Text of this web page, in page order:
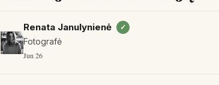
Renata Janulynienė ✓
Fotografė
Jun 26